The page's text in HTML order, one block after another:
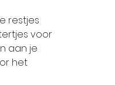
restjes
voor
aan je
het